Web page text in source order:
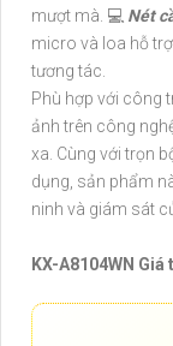
mượt mà. 💻 Nét
micro và loa hỗ
tương tác.
Phù hợp với công
ảnh trên công
xa. Cùng với trọn
dụng, sản phẩm
ninh và giám sát
KX-A8104WN